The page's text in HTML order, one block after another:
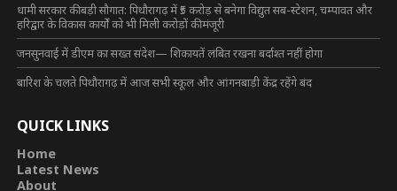
धामी सरकार की बड़ी सौगात: पिथौरागढ़ में ₹5 करोड़ से बनेगा विद्युत सब-स्टेशन, चम्पावत और
हरिद्वार के विकास कार्यों को भी मिली करोड़ों की मंजूरी
जनसुनवाई में डीएम का सख्त संदेश— शिकायतें लंबित रखना बर्दाश्त नहीं होगा
बारिश के चलते पिथौरागढ़ में आज सभी स्कूल और आंगनबाड़ी केंद्र रहेंगे बंद
QUICK LINKS
Home
Latest News
About